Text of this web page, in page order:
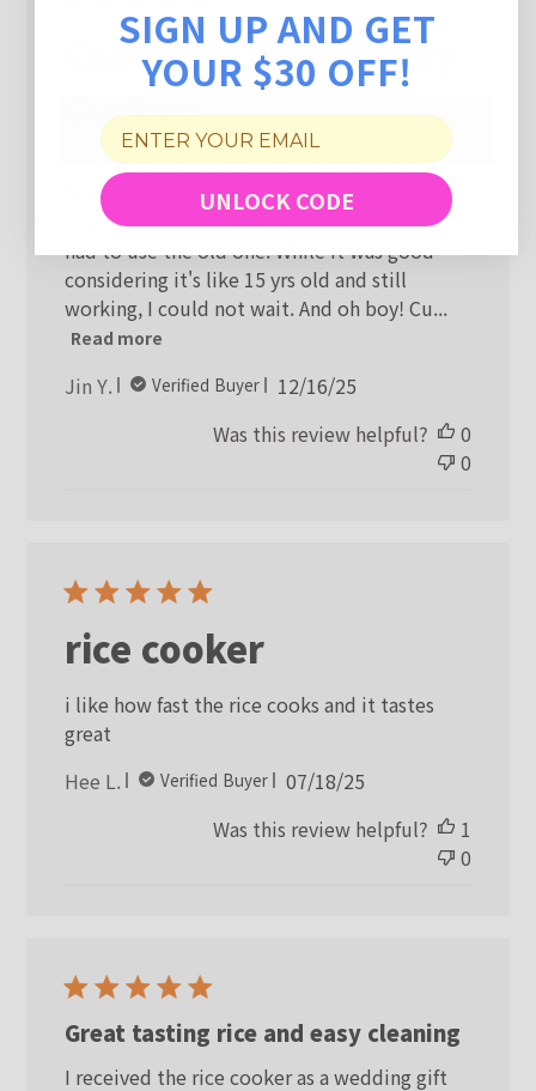
Can’t live without my
Cuckoo
My rice cooker was broken (probably my
fault) and while we had to wait for the new
one (same model: CHSS1009F) to arrive we
had to use the old one. While it was good
considering it's like 15 yrs old and still
working, I could not wait. And oh boy! Cu...
Read more
Jin Y. Verified Buyer
Published
12/16/25
Was this review helpful?
0
0
rice cooker
i like how fast the rice cooks and it tastes
great
Hee L.
Verified Buyer
Published
07/18/25
Was this review helpful?
1
0
Great tasting rice and easy cleaning
I received the rice cooker as a wedding gift
SIGN UP AND GET
YOUR $30 OFF!
UNLOCK CODE